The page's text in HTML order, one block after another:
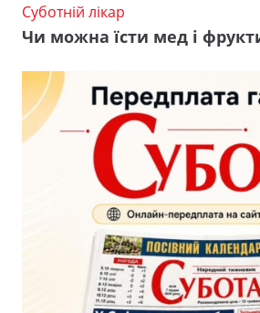
Суботній лікар
Чи можна їсти мед і